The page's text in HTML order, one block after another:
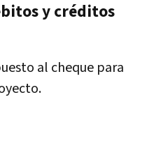
y créditos
al cheque para